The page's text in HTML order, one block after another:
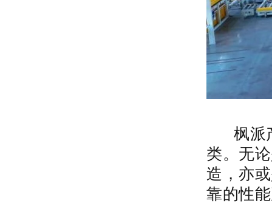
枫派产
类。无
造，亦
靠的性